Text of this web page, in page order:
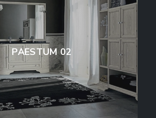
PAESTUM 02